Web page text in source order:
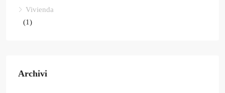
Vivienda
(1)
Archivi